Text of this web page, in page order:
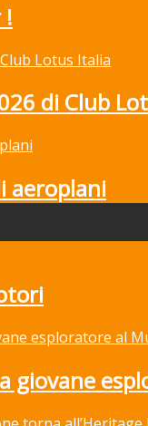
!
di Club
aeroplani
giovane